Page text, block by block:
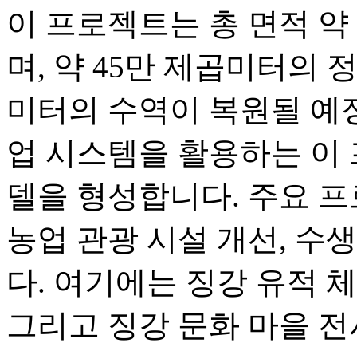
이 프로젝트는 총 면적
며, 약 45만 제곱미터의
미터의 수역이 복원될 예
업 시스템을 활용하는 이
델을 형성합니다. 주요
농업 관광 시설 개선, 수
다. 여기에는 징강 유적
그리고 징강 문화 마을